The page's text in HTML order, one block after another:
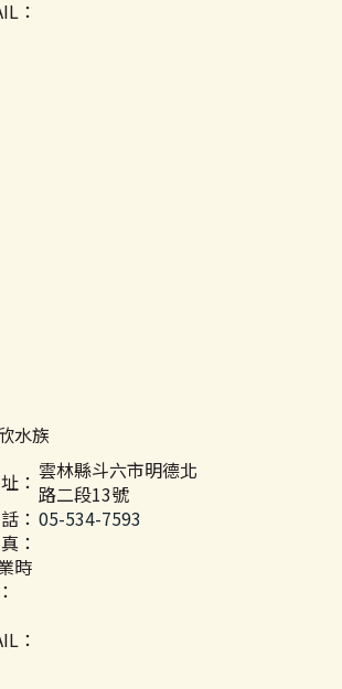
：
水族
地 址： 雲林縣斗六市明德北
路二段13號
電 話： 05-534-7593
傳 真：
時
：